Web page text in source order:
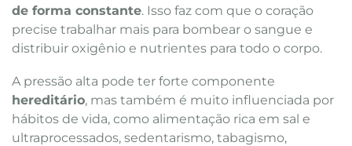
de forma constante. Isso faz com que o coração
precise trabalhar mais para bombear o sangue e
distribuir oxigênio e nutrientes para todo o corpo.
A pressão alta pode ter forte componente
hereditário, mas também é muito influenciada por
hábitos de vida, como alimentação rica em sal e
ultraprocessados, sedentarismo, tabagismo,